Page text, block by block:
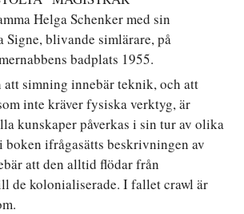
Helga Schenker med sin
Signe, blivande simlärare, på
badplats 1955.
simning innebär teknik, och att
inte kräver fysiska verktyg, är
kunskaper påverkas i sin tur av olika
boken ifrågasätts beskrivningen av
att den alltid flödar från
de kolonialiserade. I fallet crawl är